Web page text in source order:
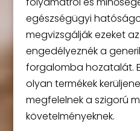
egészségügyi
megvizsgálják ezeket
engedélyeznék a
forgalomba hozatalát.
olyan termékek
megfelelnek a szigorú
követelményeknek.